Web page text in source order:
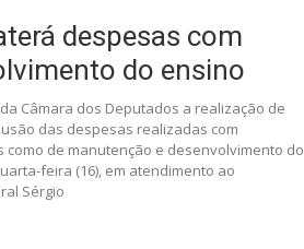
despesas com
do ensino
Câmara dos Deputados a realização de
das despesas realizadas com
de manutenção e desenvolvimento do
feira (16), em atendimento ao
Sérgio